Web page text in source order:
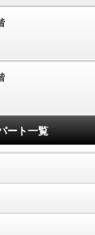
ート一覧